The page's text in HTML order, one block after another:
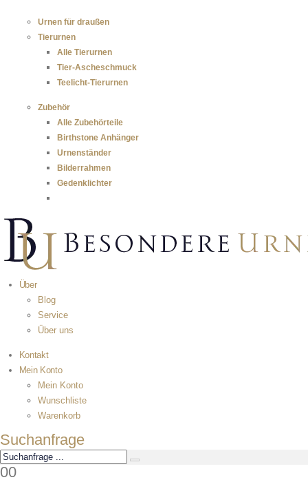
Urnen für draußen
Tierurnen
Alle Tierurnen
Tier-Ascheschmuck
Teelicht-Tierurnen
Zubehör
Alle Zubehörteile
Birthstone Anhänger
Urnenständer
Bilderrahmen
Gedenklichter
Über
Blog
Service
Über uns
Kontakt
Mein Konto
Mein Konto
Wunschliste
Warenkorb
Suchanfrage
00